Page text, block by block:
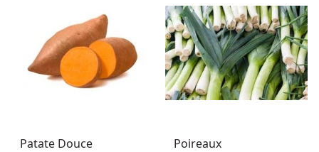
Patate Douce
Poireaux